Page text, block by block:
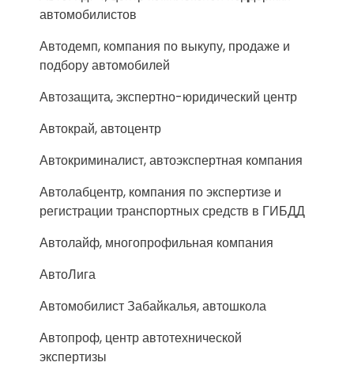
автомобилистов
Автодемп, компания по выкупу, продаже и
подбору автомобилей
Автозащита, экспертно-юридический центр
Автокрай, автоцентр
Автокриминалист, автоэкспертная компания
Автолабцентр, компания по экспертизе и
регистрации транспортных средств в ГИБДД
Автолайф, многопрофильная компания
АвтоЛига
Автомобилист Забайкалья, автошкола
Автопроф, центр автотехнической
экспертизы